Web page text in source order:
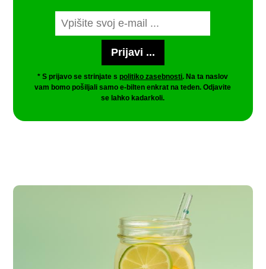
* S prijavo se strinjate spolitiko zasebnosti. Na ta naslov
vam bomo pošiljali samo e-bilten enkrat na teden. Odjavite
se lahko kadarkoli.